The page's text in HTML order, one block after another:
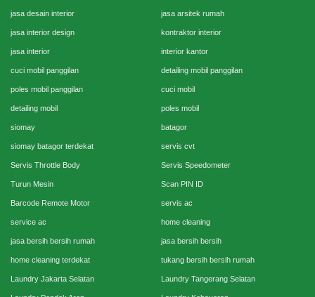
jasa desain interior jasa arsitek rumah
jasa interior design kontraktor interior
jasa interior interior kantor
cuci mobil panggilan detailing mobil panggilan
poles mobil panggilan cuci mobil
detailing mobil poles mobil
siomay batagor
siomay batagor terdekat servis cvt
Servis Throttle Body Servis Speedometer
Turun Mesin Scan PIN ID
Barcode Remote Motor servis ac
service ac home cleaning
jasa bersih bersih rumah jasa bersih bersih
home cleaning terdekat tukang bersih bersih rumah
Laundry Jakarta Selatan Laundry Tangerang Selatan